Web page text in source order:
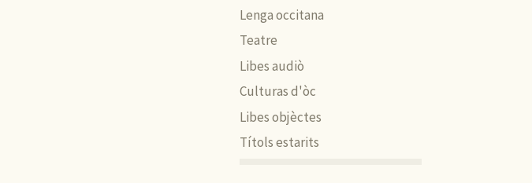
Lenga occitana
Teatre
Libes audiò
Culturas d'òc
Libes objèctes
Títols estarits